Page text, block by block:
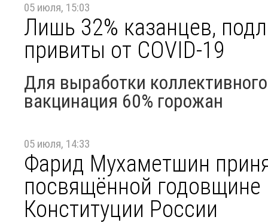
05 июля, 15:03
Лишь 32% казанцев,
привиты от COVID-19
Для выработки
вакцинация 60% горожан
05 июля, 14:33
Фарид Мухаметшин
посвящённой годовщине
Конституции России